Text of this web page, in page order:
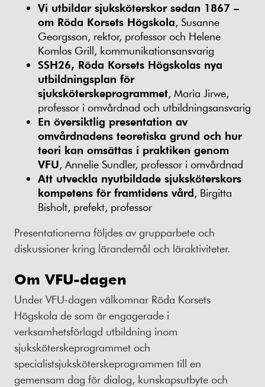
Vi utbildar sjuksköterskor sedan 1867 –
om Röda Korsets Högskola, Susanne
Georgsson, rektor, professor och Helene
Komlos Grill, kommunikationsansvarig
SSH26, Röda Korsets Högskolas nya
utbildningsplan för
sjuksköterskeprogrammet, Maria Jirwe,
professor i omvårdnad och utbildningsansvarig
En översiktlig presentation av
omvårdnadens teoretiska grund och hur
teori kan omsättas i praktiken genom
VFU, Annelie Sundler, professor i omvårdnad
Att utveckla nyutbildade sjuksköterskors
kompetens för framtidens vård, Birgitta
Bisholt, prefekt, professor
Presentationerna följdes av grupparbete och
diskussioner kring lärandemål och läraktiviteter.
Om VFU-dagen
Under VFU-dagen välkomnar Röda Korsets
Högskola de som är engagerade i
verksamhetsförlagd utbildning inom
sjuksköterskeprogrammet och
specialistsjuksköterskeprogrammen till en
gemensam dag för dialog, kunskapsutbyte och